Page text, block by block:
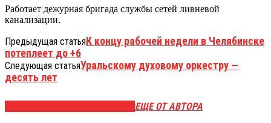
Работает дежурная бригада службы сетей ливневой
канализации.
Предыдущая статьяК концу рабочей недели в Челябинске
потеплеет до +6
Следующая статьяУральскому духовому оркестру —
десять лет
ЕЩЕ ОТ АВТОРА